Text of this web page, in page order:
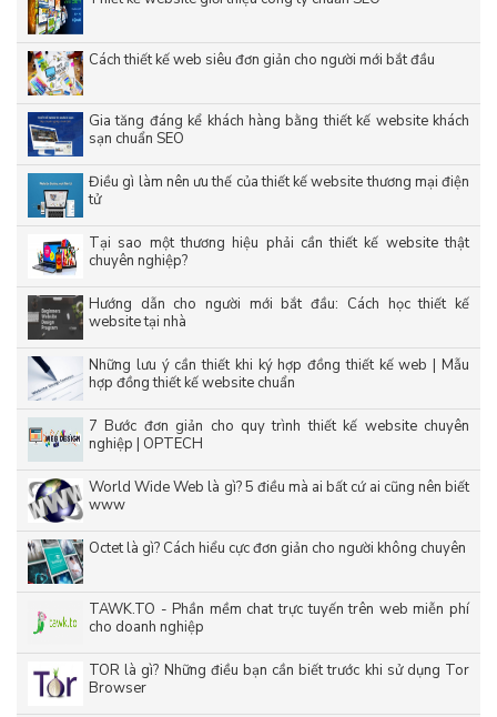
Cách thiết kế web siêu đơn giản cho người mới bắt đầu
Gia tăng đáng kể khách hàng bằng thiết kế website khách
sạn chuẩn SEO
Điều gì làm nên ưu thế của thiết kế website thương mại điện
tử
Tại sao một thương hiệu phải cần thiết kế website thật
chuyên nghiệp?
Hướng dẫn cho người mới bắt đầu: Cách học thiết kế
website tại nhà
Những lưu ý cần thiết khi ký hợp đồng thiết kế web | Mẫu
hợp đồng thiết kế website chuẩn
7 Bước đơn giản cho quy trình thiết kế website chuyên
nghiệp | OPTECH
World Wide Web là gì? 5 điều mà ai bất cứ ai cũng nên biết
www
Octet là gì? Cách hiểu cực đơn giản cho người không chuyên
TAWK.TO - Phần mềm chat trực tuyến trên web miễn phí
cho doanh nghiệp
TOR là gì? Những điều bạn cần biết trước khi sử dụng Tor
Browser